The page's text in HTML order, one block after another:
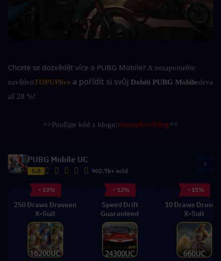
Chcete se dozvědět více o PUBG Mobile? A nezapomeňte
navštívitTOPUPlive a pořídit si svůj Dobití PUBG Mobilesleva
až 28 %!
>>Použijte kód z blogu:topupliveblog<<
PUBG Mobile UC
5.0 902.7k+ sold
- 13%
250 Draws Druvaen
X-Suit
- 12%
Speed Drift
Guaranteed
- 15%
10 Draws
X-Suit